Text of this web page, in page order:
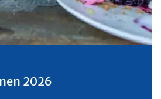
2026